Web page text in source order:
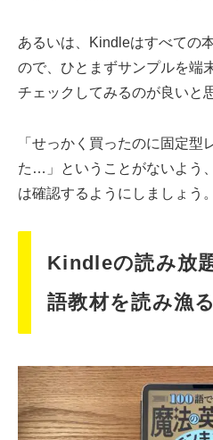
あるいは、Kindleはすべての
ので、ひとまずサンプルを端
チェックしてみるのが良いと
「せっかく買ったのに固定型
た…」ということがないよう
は確認するようにしましょう。
Kindleの読み放
語教材を読み漁る